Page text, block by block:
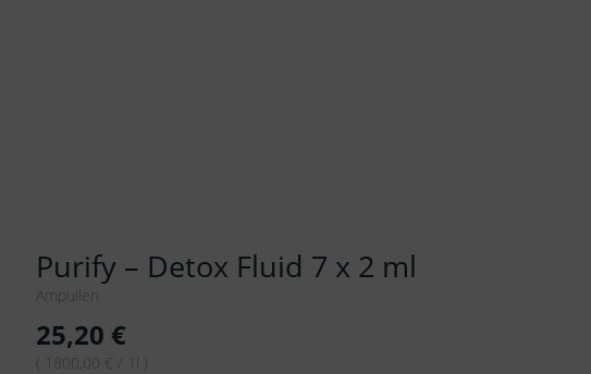
Purify – Detox Fluid 7 x 2 ml
Ampullen
25,20 €
( 1800,00 € / 1l )